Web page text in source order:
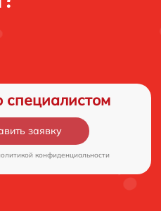
специалистом
заявку
конфиденциальности